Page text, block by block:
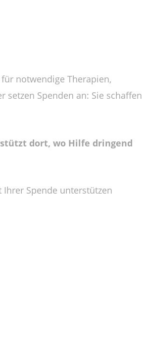
notwendige Therapien,
Spenden an: Sie schaffen
dort, wo Hilfe dringend
Spende unterstützen